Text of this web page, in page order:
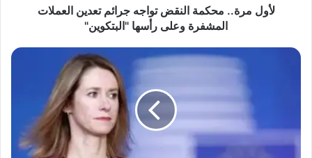
لأول مرة.. محكمة النقض تواجه جرائم تعدين العملات
المشفرة وعلى رأسها "البتكوين"
تحول
ملف